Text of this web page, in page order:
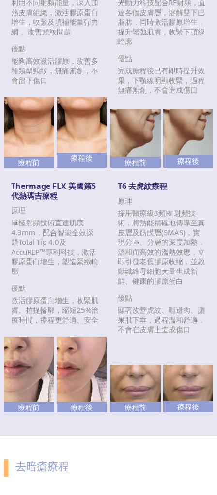
利用不同射頻能量，深入加
熱皮膚組織，激活膠原蛋白
增生，收緊及填補能量彈力
網， 改善頸紋問題
優點
能夠高效激活膠原，改善多
種類型頸紋，無痛無創，不
會留下傷口
療程前 療程後
光動力科技配合RF射頻，直
達各個皮膚層，溶解雙下巴
脂肪，同時激活膠原增生，
提升鬆弛肌膚，收緊下顎線
輪廓
優點
完成療程後已有即時提升效
果，下顎線明顯收緊，過程
無痛無創，不會造成傷口
療程前 療程後
Thermage FLX 美國第5
代熱瑪吉療程
原理
單極射頻技術直達肌底
4.3mm，配合智能全效探
頭Total Tip 4.0及
AccuREP™專利科技，激活
膠原蛋白增生，塑造緊緻輪
廓
優點
激活膠原蛋白增生，收緊肌
膚、拉提輪廓，縮短25%治
療時間，療程更舒適、安全
療程前 療程後
T6 去虎紋療程
原理
採用醫療級3頻RF射頻技
術，將熱能精確地傳導至真
皮層及筋膜層(SMAS)，實
現分區、分層的深度加熱，
溫和而高效的溫熱效應，立
即引發老舊膠原收縮，並啟
動纖維母細胞大量生成新
鮮、健康的膠原蛋白
優點
顯著改善虎紋、咀邊肉、蘋
果肌下垂，過程溫和舒適，
不會在皮膚上造成傷口
療程前 療程後
去暗瘡療程